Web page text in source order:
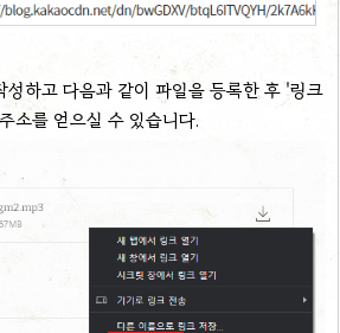
성하고 다음과 같이 파일을 등록한 후 '링크
소를 얻으실 수 있습니다.